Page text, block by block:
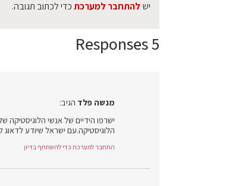
5 Responses
מנשה פלד הגיב:
ישרפו הידיים של אנשי הלוגיסטיקה
הלוגיסטיקה.עם ישראל שיודע
התחבר למערכת כדי להשתתף בדיון
יש להתחבר למערכתכדי לכתוב תגובה.